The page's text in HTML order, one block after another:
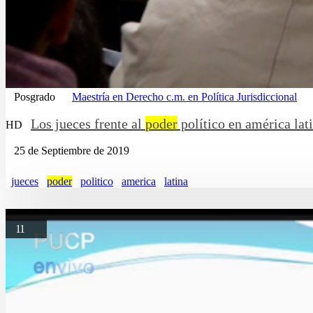
Posgrado Maestría en Derecho c.m. en Política Jurisdiccional
HD Los jueces frente al poder político en américa
25 de Septiembre de 2019
jueces poder politico america latina
11